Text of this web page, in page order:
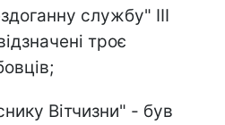
службу" ІІІ
троє
Вітчизни" - був